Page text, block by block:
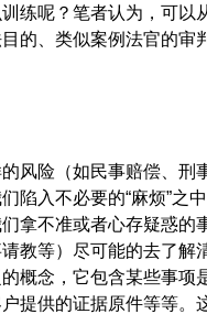
练呢？笔者认为，可以
的、类似案例法官的
风险（如民事赔偿、
陷入不必要的“麻烦”之
拿不准或者心存疑惑
教等）尽可能的去了
概念，它包含某些事
提供的证据原件等等。